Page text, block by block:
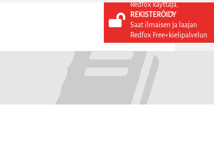
KIRJAUDU SISÄÄN
REKISTERÖIDY
Redfox käyttäjä,
REKISTERÖIDY
Saat ilmaisen ja laajan
Redfox Free+kielipalvelun.